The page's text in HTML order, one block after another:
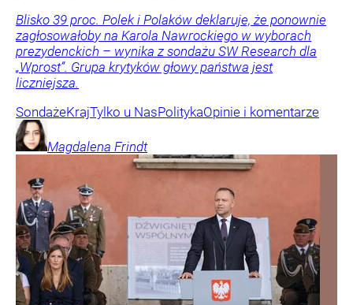
Blisko 39 proc. Polek i Polaków deklaruje, że ponownie
zagłosowałoby na Karola Nawrockiego w wyborach
prezydenckich – wynika z sondażu SW Research dla
„Wprost”. Grupa krytyków głowy państwa jest
liczniejsza.
SondażeKrajTylko u NasPolitykaOpinie i komentarze
Magdalena Frindt